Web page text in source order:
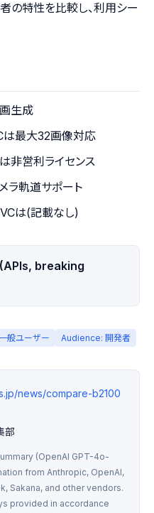
の特性を比較し、利用シー
生成
は最大32画像対応
非営利ライセンス
ラ軌道サポート
は(記載なし)
breaking
般ユーザー Audience: 開発者
news/compare-b2100
部
(OpenAI GPT-4o-
from Anthropic, OpenAI,
Sakana, and other vendors.
provided in accordance